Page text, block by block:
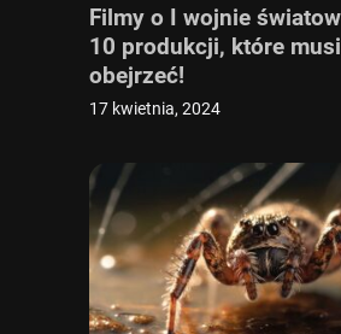
Filmy o I wojnie
10 produkcji, które
obejrzeć!
17 kwietnia, 2024